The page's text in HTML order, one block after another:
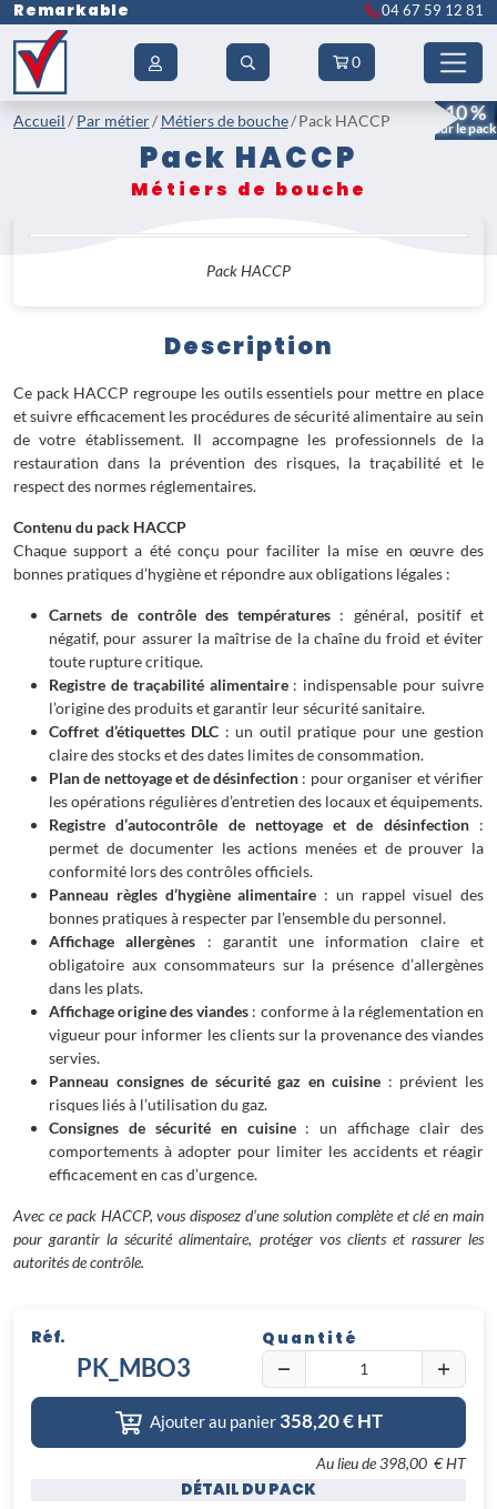
Remarkable 04 67 59 12 81
0
Accueil Par métier Métiers de bouche Pack HACCP
Pack HACCP
Métiers de bouche
- 10 %
sur le pack
Pack HACCP
Description
Ce pack HACCP regroupe les outils essentiels pour mettre en place
et suivre efficacement les procédures de sécurité alimentaire au sein
de votre établissement. Il accompagne les professionnels de la
restauration dans la prévention des risques, la traçabilité et le
respect des normes réglementaires.
Contenu du pack HACCP
Chaque support a été conçu pour faciliter la mise en œuvre des
bonnes pratiques d’hygiène et répondre aux obligations légales :
Carnets de contrôle des températures : général, positif et
négatif, pour assurer la maîtrise de la chaîne du froid et éviter
toute rupture critique.
Registre de traçabilité alimentaire: indispensable pour suivre
l’origine des produits et garantir leur sécurité sanitaire.
Coffret d’étiquettes DLC : un outil pratique pour une gestion
claire des stocks et des dates limites de consommation.
Plan de nettoyage et de désinfection : pour organiser et vérifier
les opérations régulières d’entretien des locaux et équipements.
Registre d’autocontrôle de nettoyage et de désinfection:
permet de documenter les actions menées et de prouver la
conformité lors des contrôles officiels.
Panneau règles d’hygiène alimentaire : un rappel visuel des
bonnes pratiques à respecter par l’ensemble du personnel.
Affichage allergènes : garantit une information claire et
obligatoire aux consommateurs sur la présence d’allergènes
dans les plats.
Affichage origine des viandes : conforme à la réglementation en
vigueur pour informer les clients sur la provenance des viandes
servies.
Panneau consignes de sécurité gaz en cuisine : prévient les
risques liés à l’utilisation du gaz.
Consignes de sécurité en cuisine: un affichage clair des
comportements à adopter pour limiter les accidents et réagir
efficacement en cas d’urgence.
Avec ce pack HACCP, vous disposez d’une solution complète et clé en main
pour garantir la sécurité alimentaire, protéger vos clients et rassurer les
autorités de contrôle.
Réf.
PK_MBO3
Quantité
Ajouter au panier 358,20€ HT
Au lieu de398,00 € HT
DÉTAIL DU PACK